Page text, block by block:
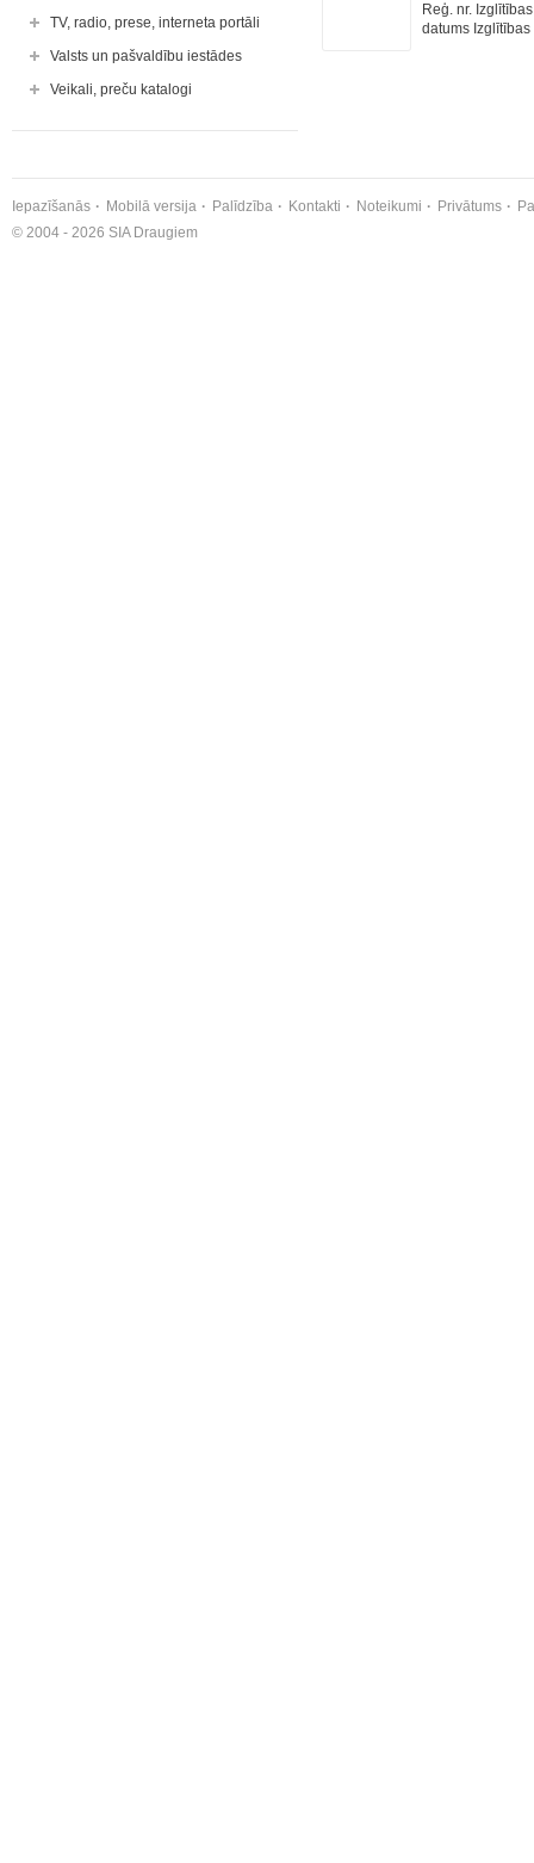
TV, radio, prese, interneta portāli
Valsts un pašvaldību iestādes
Veikali, preču katalogi
Reģ. nr.
datums Izglītības
Iepazīšanās Mobilā versija Palīdzība Kontakti Noteikumi Privātums
© 2004 - 2026 SIA Draugiem